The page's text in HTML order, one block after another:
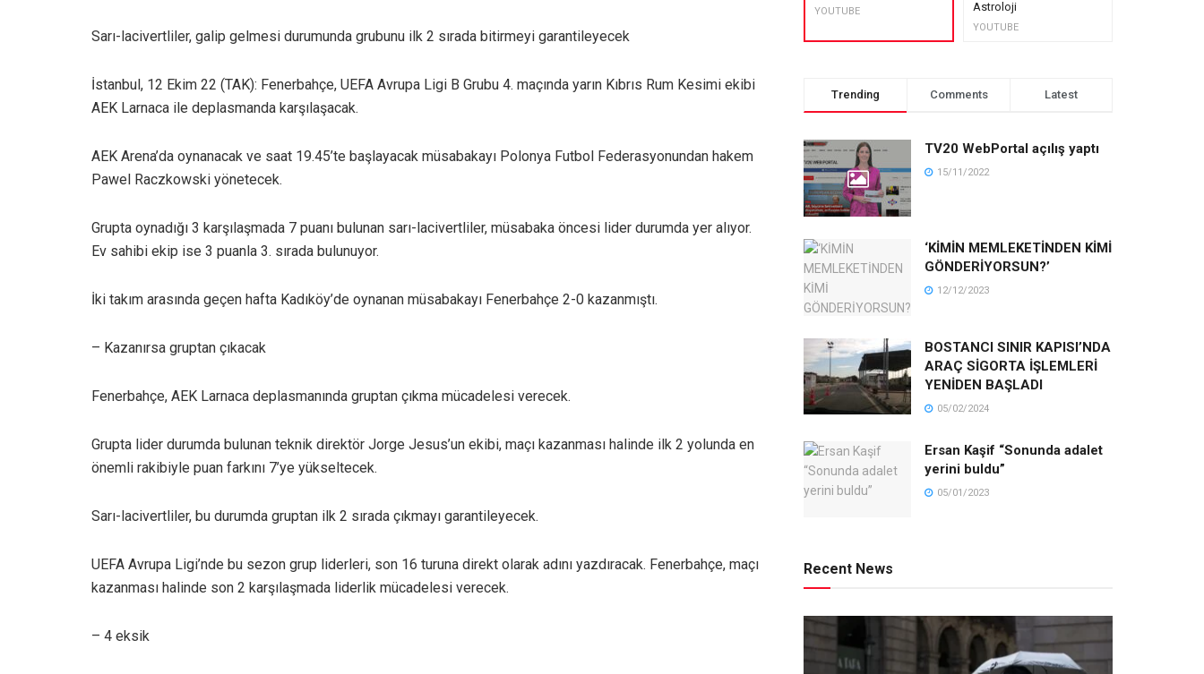
Sarı-lacivertliler, galip gelmesi durumunda grubunu ilk 2 sırada bitirmeyi garantileyecek
İstanbul, 12 Ekim 22 (TAK): Fenerbahçe, UEFA Avrupa Ligi B Grubu 4. maçında yarın Kıbrıs Rum Kesimi ekibi
AEK Larnaca ile deplasmanda karşılaşacak.
AEK Arena’da oynanacak ve saat 19.45’te başlayacak müsabakayı Polonya Futbol Federasyonundan hakem
Pawel Raczkowski yönetecek.
Grupta oynadığı 3 karşılaşmada 7 puanı bulunan sarı-lacivertliler, müsabaka öncesi lider durumda yer alıyor.
Ev sahibi ekip ise 3 puanla 3. sırada bulunuyor.
İki takım arasında geçen hafta Kadıköy’de oynanan müsabakayı Fenerbahçe 2-0 kazanmıştı.
– Kazanırsa gruptan çıkacak
Fenerbahçe, AEK Larnaca deplasmanında gruptan çıkma mücadelesi verecek.
Grupta lider durumda bulunan teknik direktör Jorge Jesus’un ekibi, maçı kazanması halinde ilk 2 yolunda en
önemli rakibiyle puan farkını 7’ye yükseltecek.
Sarı-lacivertliler, bu durumda gruptan ilk 2 sırada çıkmayı garantileyecek.
UEFA Avrupa Ligi’nde bu sezon grup liderleri, son 16 turuna direkt olarak adını yazdıracak. Fenerbahçe, maçı
kazanması halinde son 2 karşılaşmada liderlik mücadelesi verecek.
– 4 eksik
YOUTUBE
Astroloji
YOUTUBE
Trending Comments Latest
TV20 WebPortal açılış yaptı
15/11/2022
‘KİMİN MEMLEKETİNDEN KİMİ
GÖNDERİYORSUN?’
12/12/2023
BOSTANCI SINIR KAPISI’NDA
ARAÇ SİGORTA İŞLEMLERİ
YENİDEN BAŞLADI
05/02/2024
Ersan Kaşif “Sonunda adalet
yerini buldu”
05/01/2023
Recent News